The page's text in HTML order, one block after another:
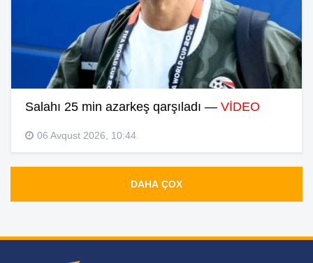
Salahı 25 min azarkeş qarşıladı — VİDEO
06 Avqust 2026, 10:44
DAHA ÇOX